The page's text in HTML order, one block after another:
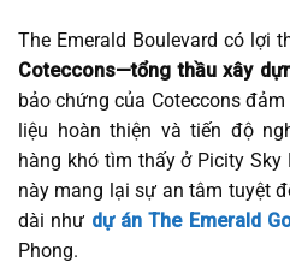
The Emerald Boulevard có lợi
Coteccons—tổng thầu xây
bảo chứng của Coteccons
liệu hoàn thiện và tiến độ
hàng khó tìm thấy ở Picity Sky
này mang lại sự an tâm tuyệt
dài như dự án The Emerald
Phong.